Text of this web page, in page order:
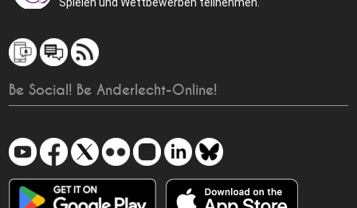
Be Social! Be Anderlecht-Online!